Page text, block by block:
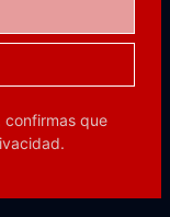
confirmas que